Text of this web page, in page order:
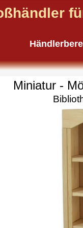
Miniatur -